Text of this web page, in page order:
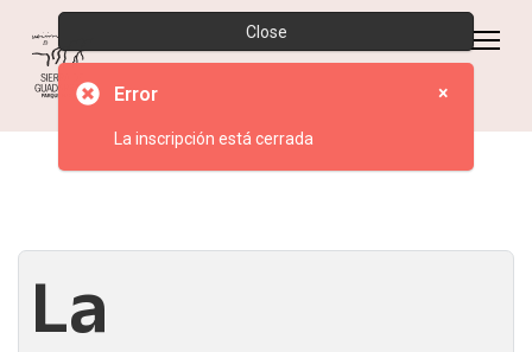
La
Close
×
Error
La inscripción está cerrada